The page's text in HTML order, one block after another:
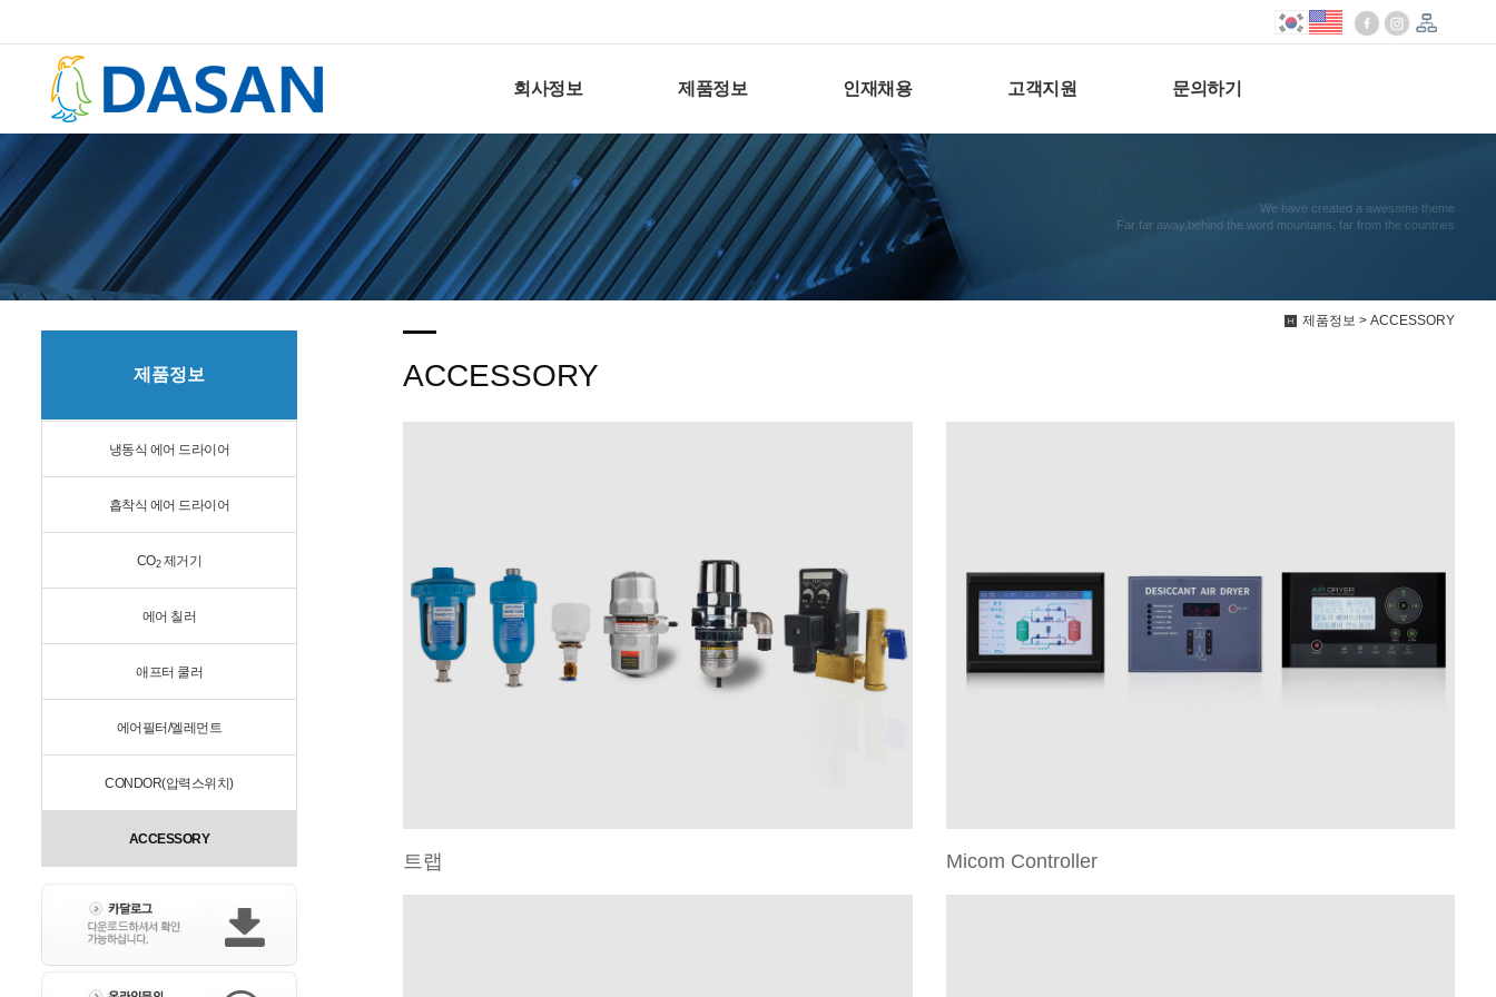
회사정보 제품정보 인재채용 고객지원 문의하기
We have created a awesome theme
Far far away,behind the word mountains, far from the countries
제품정보 > ACCESSORY
제품정보
냉동식 에어 드라이어
흡착식 에어 드라이어
CO2제거기
에어 칠러
애프터 쿨러
에어필터/엘레먼트
CONDOR(압력스위치)
ACCESSORY
ACCESSORY
트랩 Micom Controller